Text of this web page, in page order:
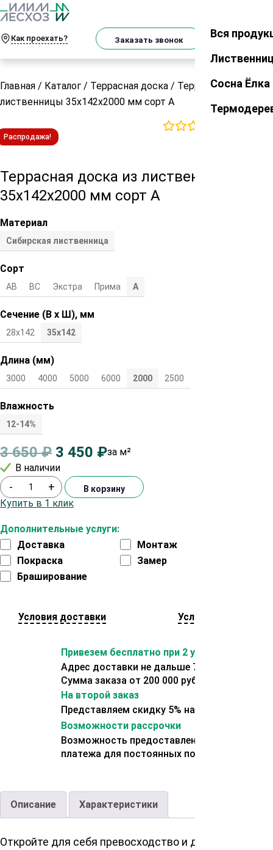
Как проехать? Заказать звонок Закрыть
Вся
Сосна Ёлка
Главная / Каталог / Террасная доска / Террасная доска из
лиственницы 35х142х2000 мм сорт А
Распродажа!
Террасная доска из лиственницы
35х142х2000 мм сорт А
Материал
Сибирская лиственница
Сорт
АВ ВС Экстра Прима А
Сечение (В х Ш), мм
28х142 35х142
Длина (мм)
3000 4000 5000 6000 2000 2500
Влажность
12-14%
3 650₽ 3 450 ₽за м²
В наличии
Дополнительные услуги:
Доставка
Монтаж
Покраска
Замер
Браширование
- + В корзину
Купить в 1 клик
Условия доставки Условия оплаты
Привезем бесплатно при 2 условиях:
Адрес доставки не дальше 70 км от склада.
Сумма заказа от 200 000 рублей.
На второй заказ
Представляем скидку 5% на второй заказ
Возможности рассрочки
Возможность предоставления отсрочки
платежа для постоянных покупателей.
Описание Характеристики
Откройте для себя превосходство и долговечность